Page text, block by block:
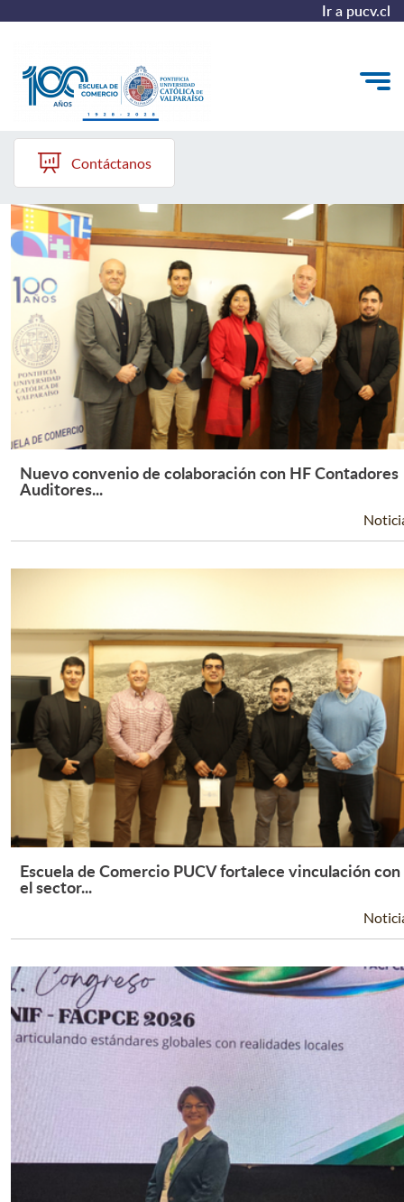
Ir a pucv.cl
Quiénes somos
Vinculación con el Medio
Formación Continua
ALUMNI
Contáctanos
Escuela de Comercio PUCV
Leer Más +
Nuevo convenio de colaboración con HF Contadores
Auditores...
Leer Más +
Escuela de Comercio PUCV fortalece vinculación con
el sector...